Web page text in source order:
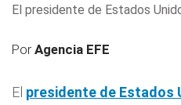
El presidente de Estados
PorAgencia EFE
El presidente de Estados